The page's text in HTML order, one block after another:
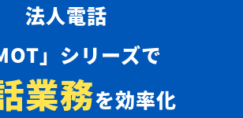
法人電話
」シリーズで
業務を効率化